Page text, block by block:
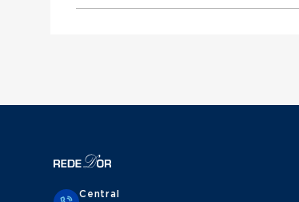
Urologista atende Porto Saúde
Central